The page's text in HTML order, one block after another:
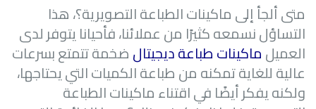
متى ألجأ إلى ماكينات الطباعة التصويرية؟، هذا
التساؤل نسمعه كثيرًا من عملائنا، فأحيانا يتوفر لدى
العميلماكينات طباعة ديجيتالضخمة تتمتع بسرعات
عالية للغاية تمكنه من طباعة الكميات التي يحتاجها،
ولكنه يفكر أيضًا في اقتناء ماكينات الطباعة